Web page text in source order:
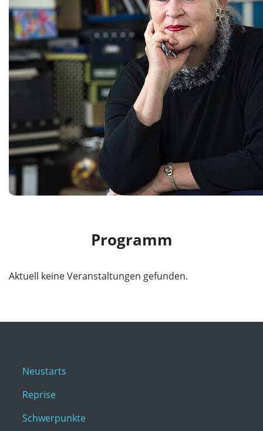
Programm
Aktuell keine Veranstaltungen gefunden.
Neustarts
Reprise
Schwerpunkte